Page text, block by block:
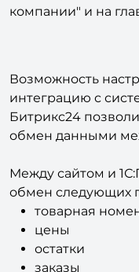
Размещайте их в
компании" и на
Возможность
интеграцию с
Битрикс24
Между сайтом и
обмен следующих
товарная
цены